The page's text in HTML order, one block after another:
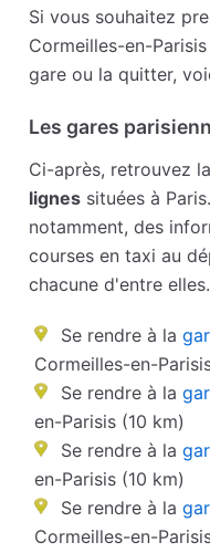
Si vous souhaitez
Cormeilles-en-
gare ou la quitter,
Les gares
Ci-après, retrouvez
lignes situées à
notamment, des
courses en taxi au
chacune d'entre elles.
Se rendre à la
Cormeilles-en-
Se rendre à la
en-Parisis (10 km)
Se rendre à la
en-Parisis (10 km)
Se rendre à la
Cormeilles-en-